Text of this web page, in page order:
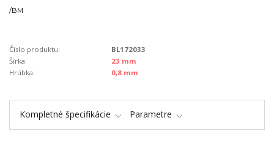
/BM
Číslo produktu:
BL172033
Šírka:
23 mm
Hrúbka:
0,8 mm
Kompletné špecifikácie Parametre